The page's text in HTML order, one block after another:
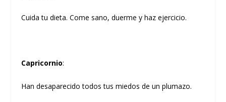
Cuida tu dieta. Come sano, duerme y haz ejercicio.
Capricornio:
Han desaparecido todos tus miedos de un plumazo.